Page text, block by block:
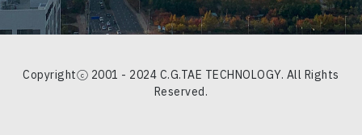
Copyrightⓒ 2001 - 2024 C.G.TAE TECHNOLOGY. All Rights
Reserved.